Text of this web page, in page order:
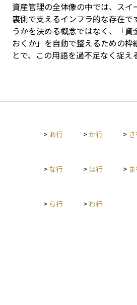
資産管理の全体像の中では、スイ
裏側で支えるインフラ的な存在で
うかを決める概念ではなく、「資
おくか」を自動で整えるための枠
とで、この用語を過不足なく捉え
> あ行 >か行 >
> な行 > は行 >
> ら行 > わ行